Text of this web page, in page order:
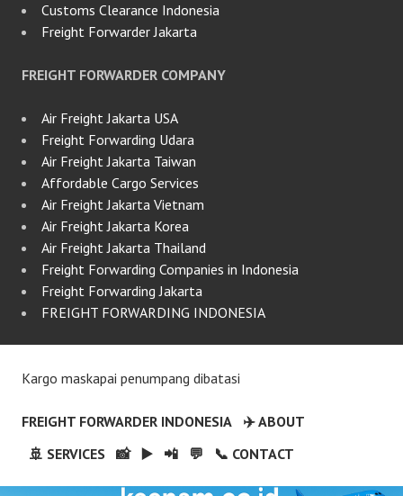
Customs Clearance Indonesia
Freight Forwarder Jakarta
FREIGHT FORWARDER COMPANY
Air Freight Jakarta USA
Freight Forwarding Udara
Air Freight Jakarta Taiwan
Affordable Cargo Services
Air Freight Jakarta Vietnam
Air Freight Jakarta Korea
Air Freight Jakarta Thailand
Freight Forwarding Companies in Indonesia
Freight Forwarding Jakarta
FREIGHT FORWARDING INDONESIA
Kargo maskapai penumpang dibatasi
FREIGHT FORWARDER INDONESIA
✈️ ABOUT
🚢 SERVICES
📸 ▶️ 📲 💬 📞 CONTACT